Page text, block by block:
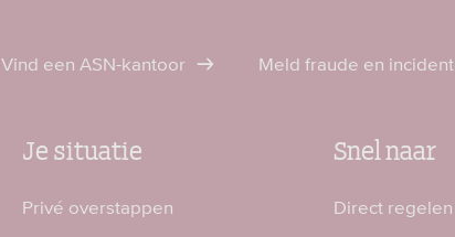
Vind een ASN-kantoor Meld fraude en
Je situatie
Privé overstappen
Snel naar
Direct regelen